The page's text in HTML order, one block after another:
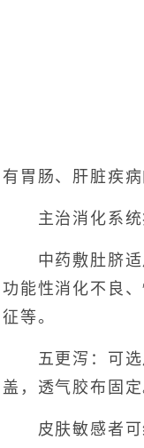
有胃肠、肝脏疾
主治消化系统
中药敷肚脐适用
功能性消化不良
征等。
五更泻：可选
盖，透气胶布固
皮肤敏感者可